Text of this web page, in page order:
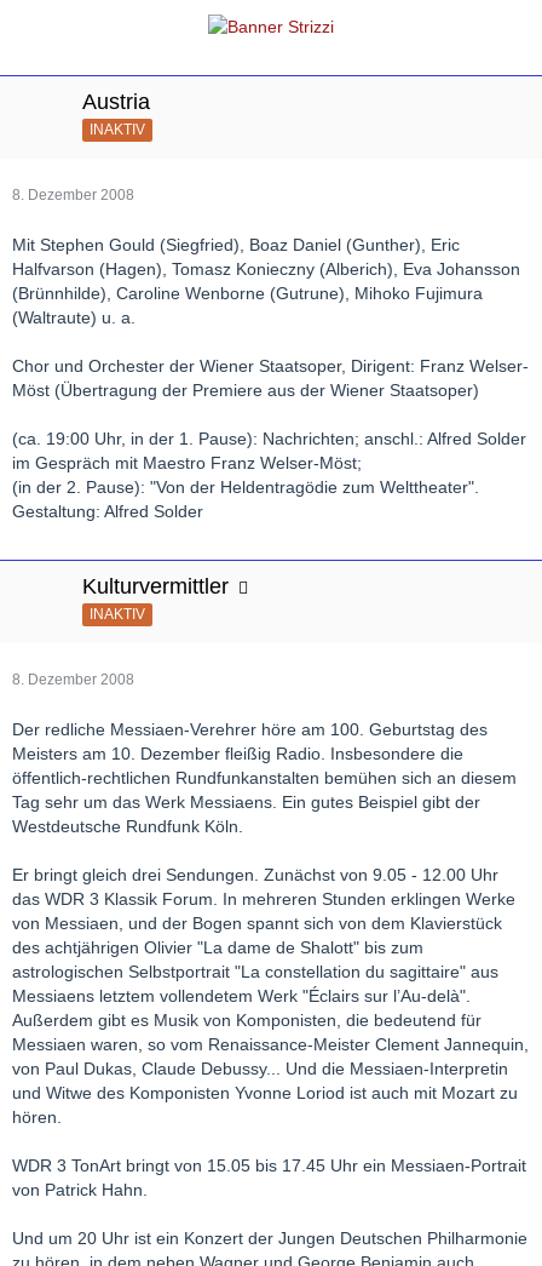
Austria
INAKTIV
8. Dezember 2008
Mit Stephen Gould (Siegfried), Boaz Daniel (Gunther), Eric
Halfvarson (Hagen), Tomasz Konieczny (Alberich), Eva Johansson
(Brünnhilde), Caroline Wenborne (Gutrune), Mihoko Fujimura
(Waltraute) u. a.
Chor und Orchester der Wiener Staatsoper, Dirigent: Franz Welser-
Möst (Übertragung der Premiere aus der Wiener Staatsoper)
(ca. 19:00 Uhr, in der 1. Pause): Nachrichten; anschl.: Alfred Solder
im Gespräch mit Maestro Franz Welser-Möst;
(in der 2. Pause): "Von der Heldentragödie zum Welttheater".
Gestaltung: Alfred Solder
Kulturvermittler
INAKTIV
8. Dezember 2008
Der redliche Messiaen-Verehrer höre am 100. Geburtstag des
Meisters am 10. Dezember fleißig Radio. Insbesondere die
öffentlich-rechtlichen Rundfunkanstalten bemühen sich an diesem
Tag sehr um das Werk Messiaens. Ein gutes Beispiel gibt der
Westdeutsche Rundfunk Köln.
Er bringt gleich drei Sendungen. Zunächst von 9.05 - 12.00 Uhr
das WDR 3 Klassik Forum. In mehreren Stunden erklingen Werke
von Messiaen, und der Bogen spannt sich von dem Klavierstück
des achtjährigen Olivier "La dame de Shalott" bis zum
astrologischen Selbstportrait "La constellation du sagittaire" aus
Messiaens letztem vollendetem Werk "Éclairs sur l’Au-delà".
Außerdem gibt es Musik von Komponisten, die bedeutend für
Messiaen waren, so vom Renaissance-Meister Clement Jannequin,
von Paul Dukas, Claude Debussy... Und die Messiaen-Interpretin
und Witwe des Komponisten Yvonne Loriod ist auch mit Mozart zu
hören.
WDR 3 TonArt bringt von 15.05 bis 17.45 Uhr ein Messiaen-Portrait
von Patrick Hahn.
Und um 20 Uhr ist ein Konzert der Jungen Deutschen Philharmonie